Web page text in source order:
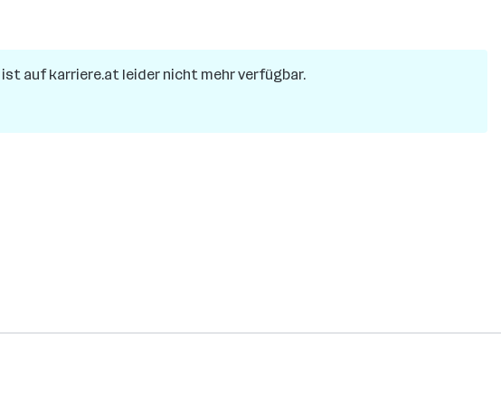
ist auf karriere.at leider nicht mehr verfügbar.